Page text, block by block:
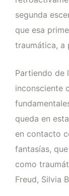
segunda
que esa
traumática, a
Partiendo de
inconsciente
queda en
en contacto
fantasías,
como
Freud, Silvia